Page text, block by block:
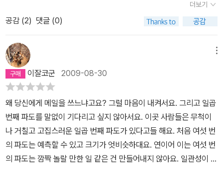
진행되는가,를 묻고 싶다면 이 두 권의 책을 읽어보라고 권하고 싶다.
언어! 사랑은 그리고 어떠한 감정은 언어에서 오고 언어는 그것을 더
욱 공고히 한다. 언어로 환상의 집을 짓고 또 허물기도 하며 언어로 우
리의 감정은 고조되는 것이다. 그렇다면 그 언어란 것, 듣지 말 것을,
보지 말 것을, 읽지 말 것을. 이 두 권의 책은 언어로 유발되는 우리의
모든 감정을 지독하고 집요하게 파고 들어가, 결국 그 모든 감정이 마
음을 흔들고 현실을 흔들고 운명을 흔들 수 있다는 걸 보여준다.아무
렇지 않게 쓰는 언어습관에서 고개를 쳐드는 내면의억눌린 감정과 꿈
틀대는 욕망을 읽을 수 있을 정도라면, 너무한가. 아니다.책속의 레오
처럼 이메일 언어를 연구하는 언어심리학자가 아니어도 글 이면의
글, 말 이면의 말을 살필 일이다.레오는 '사실은 당신이 그립다'는 말
을 하기 위해 '파피용'이 기다린 일곱번째 파도, 그 탈출의 의미를 말
메일을 주고받게 된다. 그래서 일곱 번째 파도의 형식 역시 전작과 마
찬가지로 서간문의 형태를 띈다. 하지만 전작과는 이야기를 풀어가는
방식이 조금 다르다. 이들이 현실에서 실제로 만남을 갖게 되기 때문
이다.이제 이들의 메일에선 종종 현실에서의 만남에서 벌어진 사건과
감정들에 대해 말한다. 이런 이들의 변화는 마치 책속에서 튀어나온
소설속의 주인공들을 보는 것 같아서 처음엔 조금 어색했다. 그리고
이들은 실제의 만남에서 있었던 사건에 대해 직접적으로 말하지 않기
때문에 이들이 만났을 때 있었던 사건과 감정에 대해 간접적으로 유
추해 볼 수 밖에 없었다. 하지만 이런 레오와 에미의 만남과 이야기들
이 더 현실적으로 느껴졌기에, 이들의 재치있고 로맨틱한 메일에 전
작처럼 푹 빠져들 수 있었다.레오와 에미는 서로를 향해 다시 메일을
주고 받는 이유로 전작에서 미처 끝내지 못한 만남을 품위있게 끝내
더보기
공감 (2) 댓글 (0)
이잘코군 2009-08-30
왜 당신에게 메일을 쓰느냐고요? 그럴 마음이 내켜서요. 그리고 일곱
번째 파도를 말없이 기다리고 싶지 않아서요. 이곳 사람들은 무척이
나 거칠고 고집스러운 일곱 번째 파도가 있다고들 해요. 처음 여섯 번
의 파도는 예측할 수 있고 크기가 엇비슷하대요. 연이어 이는 여섯 번
의 파도는 깜짝 놀랄 만한 일 같은 건 만들어내지 않아요. 일관성이 있